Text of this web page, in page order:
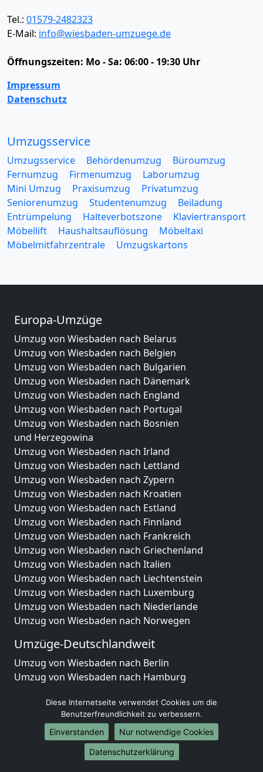
Tel.: 01579-2482323
E-Mail: info@wiesbaden-umzuege.de
Öffnungszeiten: Mo - Sa: 06:00 - 19:30 Uhr
Impressum
Datenschutz
Umzugsservice
Umzugsservice Behördenumzug
Büroumzug
Fernumzug
Firmenumzug
Laborumzug
Mini Umzug
Praxisumzug
Privatumzug
Seniorenumzug
Studentenumzug
Beiladung
Entrümpelung
Halteverbotszone
Klaviertransport
Möbellift
Haushaltsauflösung
Möbeltaxi
Möbelmitfahrzentrale
Umzugskartons
Europa-Umzüge
Umzug von Wiesbaden nach Belarus
Umzug von Wiesbaden nach Belgien
Umzug von Wiesbaden nach Bulgarien
Umzug von Wiesbaden nach Dänemark
Umzug von Wiesbaden nach England
Umzug von Wiesbaden nach Portugal
Umzug von Wiesbaden nach Bosnien
und Herzegowina
Umzug von Wiesbaden nach Irland
Umzug von Wiesbaden nach Lettland
Umzug von Wiesbaden nach Zypern
Umzug von Wiesbaden nach Kroatien
Umzug von Wiesbaden nach Estland
Umzug von Wiesbaden nach Finnland
Umzug von Wiesbaden nach Frankreich
Umzug von Wiesbaden nach Griechenland
Umzug von Wiesbaden nach Italien
Umzug von Wiesbaden nach Liechtenstein
Umzug von Wiesbaden nach Luxemburg
Umzug von Wiesbaden nach Niederlande
Umzug von Wiesbaden nach Norwegen
Umzüge-Deutschlandweit
Umzug von Wiesbaden nach Berlin
Umzug von Wiesbaden nach Hamburg
Umzug von Wiesbaden nach Köln
Umzug von Wiesbaden nach Frankfurt am Main
Umzug von Wiesbaden nach Stuttgart
Umzug von Wiesbaden nach Düsseldorf
Umzug von Wiesbaden nach Leipzig
Diese Internetseite verwendet Cookies um die
Benutzerfreundlichkeit zu verbessern.
Einverstanden
Nur notwendige Cookies
Datenschutzerklärung